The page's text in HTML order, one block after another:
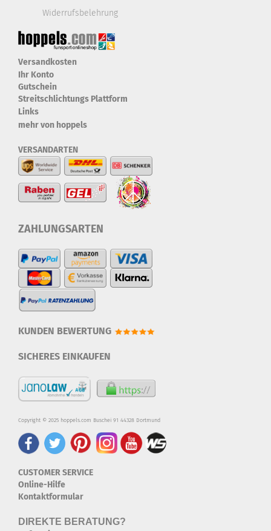
Widerrufsbelehrung
Versandkosten
Ihr Konto
Gutschein
Streitschlichtungs Plattform
Links
mehr von hoppels
VERSANDARTEN
ZAHLUNGSARTEN
KUNDEN BEWERTUNG
SICHERES EINKAUFEN
Copyright © 2025 hoppels.com Buschei 91 44328 Dortmund
CUSTOMER SERVICE
Online-Hilfe
Kontaktformular
DIREKTE BERATUNG?